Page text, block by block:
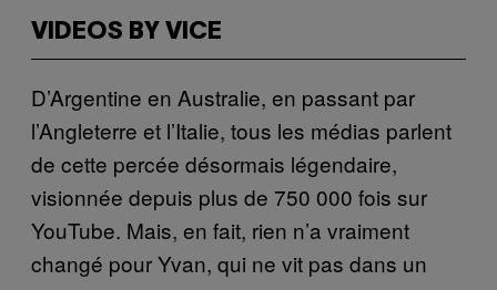
VIDEOS BY VICE
D’Argentine en Australie, en passant par
l’Angleterre et l’Italie, tous les médias parlent
de cette percée désormais légendaire,
visionnée depuis plus de 750 000 fois sur
YouTube. Mais, en fait, rien n’a vraiment
changé pour Yvan, qui ne vit pas dans un